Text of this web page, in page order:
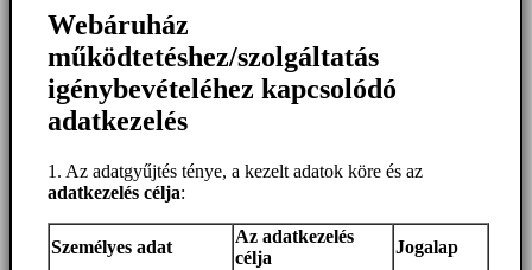
Webáruház
működtetéshez/szolgáltatás
igénybevételéhez kapcsolódó
adatkezelés
1. Az adatgyűjtés ténye, a kezelt adatok köre és az
adatkezelés célja:
Személyes adat
Az adatkezelés
célja
Jogalap